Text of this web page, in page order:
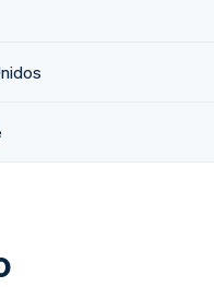
2026